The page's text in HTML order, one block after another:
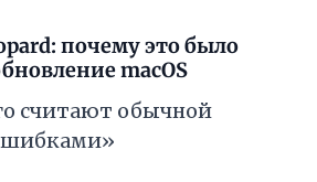
почему это было
macOS
считают обычной